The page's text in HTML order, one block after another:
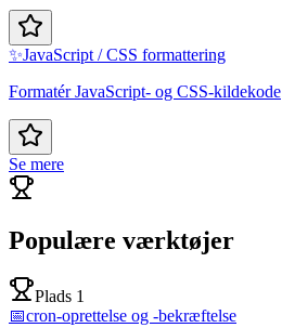
✨JavaScript / CSS formattering
Formatér JavaScript- og CSS-kildekode
Se mere
Populære værktøjer
Plads 1
📅cron-oprettelse og -bekræftelse